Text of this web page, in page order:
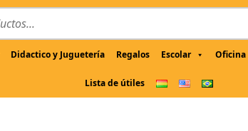
Didactico y Juguetería Regalos Escolar Oficina
Lista de útiles